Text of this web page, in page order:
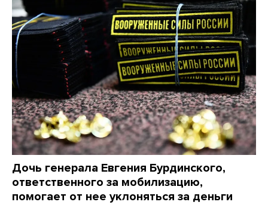
Дочь генерала Евгения Бурдинского,
ответственного за мобилизацию,
помогает от нее уклоняться за деньги